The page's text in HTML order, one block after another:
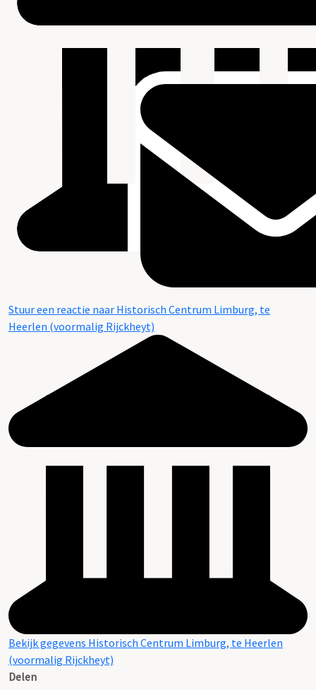
Stuur een reactie naar Historisch Centrum Limburg, te
Heerlen (voormalig Rijckheyt)
Bekijk gegevens Historisch Centrum Limburg, te Heerlen
(voormalig Rijckheyt)
Delen